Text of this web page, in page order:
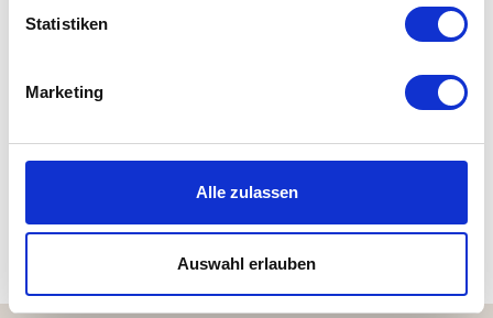
Statistiken
Marketing
Alle zulassen
Auswahl erlauben
Baumwolle, GOTS-zertifiziert)
waschbar bis 30 °C, nicht trocknergeeignet
Kundenbewertungen (0)